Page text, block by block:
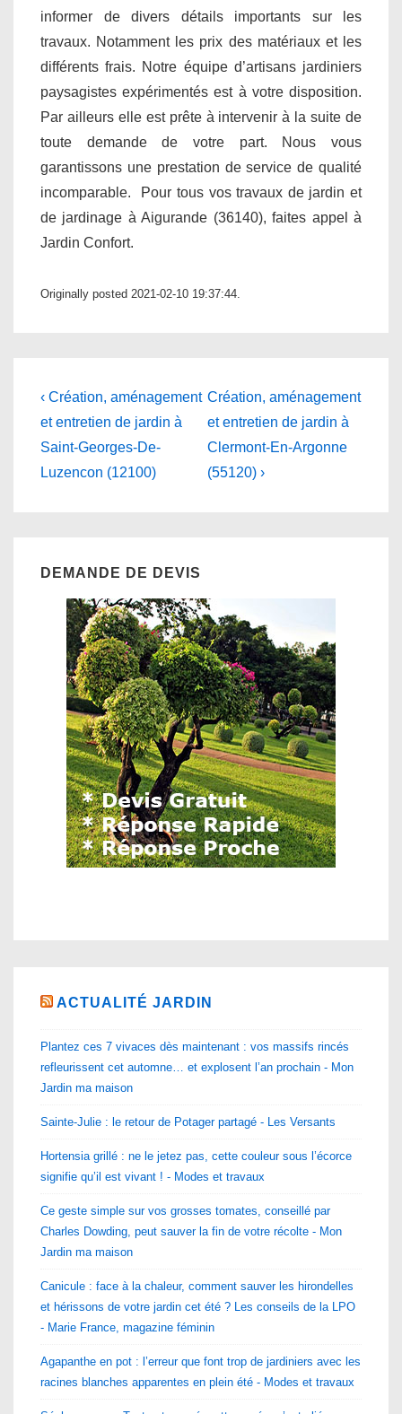
informer de divers détails importants sur les
travaux. Notamment les prix des matériaux et les
différents frais. Notre équipe d’artisans jardiniers
paysagistes expérimentés est à votre disposition.
Par ailleurs elle est prête à intervenir à la suite de
toute demande de votre part. Nous vous
garantissons une prestation de service de qualité
incomparable. Pour tous vos travaux de jardin et
de jardinage à Aigurande (36140), faites appel à
Jardin Confort.
Originally posted 2021-02-10 19:37:44.
Navigation
de
l’article
Previous
Post
is
‹ Création, aménagement
et entretien de jardin à
Saint-Georges-De-
Luzencon (12100)
Next
Post
is
Création, aménagement
et entretien de jardin à
Clermont-En-Argonne
(55120) ›
DEMANDE DE DEVIS
ACTUALITÉ JARDIN
Plantez ces 7 vivaces dès maintenant : vos massifs rincés
refleurissent cet automne… et explosent l’an prochain - Mon
Jardin ma maison
Sainte-Julie : le retour de Potager partagé - Les Versants
Hortensia grillé : ne le jetez pas, cette couleur sous l’écorce
signifie qu’il est vivant ! - Modes et travaux
Ce geste simple sur vos grosses tomates, conseillé par
Charles Dowding, peut sauver la fin de votre récolte - Mon
Jardin ma maison
Canicule : face à la chaleur, comment sauver les hirondelles
et hérissons de votre jardin cet été ? Les conseils de la LPO
- Marie France, magazine féminin
Agapanthe en pot : l’erreur que font trop de jardiniers avec les
racines blanches apparentes en plein été - Modes et travaux